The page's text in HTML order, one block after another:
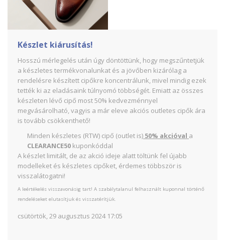
Készlet kiárusítás!
Hosszú mérlegelés után úgy döntöttünk, hogy megszűntetjük
a készletes termékvonalunkat és a jövőben kizárólag a
rendelésre készített cipőkre koncentrálunk, mivel mindig ezek
tették ki az eladásaink túlnyomó többségét. Emiatt az összes
készleten lévő cipő most 50% kedvezménnyel
megvásárolható, vagyis a már eleve akciós outletes cipők ára
is tovább csökkenthető!
Minden készletes (RTW) cipő (outlet is) 50% akcióval a
CLEARANCE50 kuponkóddal
A készlet limitált, de az akció ideje alatt töltünk fel újabb
modelleket és készletes cipőket, érdemes többször is
visszalátogatni!
A leértékelés visszavonásig tart! A szabálytalanul felhasznált kuponnal történő
rendeléseket elutasítjuk és visszatérítjük.
csütörtök, 29 augusztus 2024 17:05